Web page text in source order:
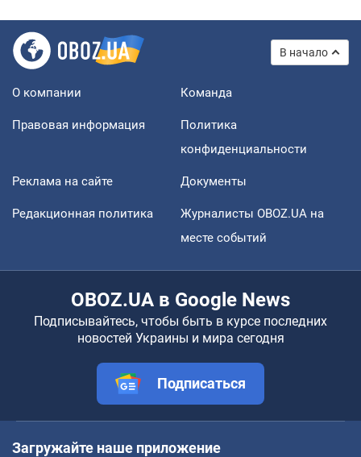
В начало
О компании Команда
Правовая информация
Политика
конфиденциальности
Реклама на сайте Документы
Редакционная политика
Журналисты OBOZ.UA на
месте событий
OBOZ.UA в Google News
Подписывайтесь, чтобы быть в курсе последних
новостей Украины и мира сегодня
Подписаться
Загружайте наше приложение